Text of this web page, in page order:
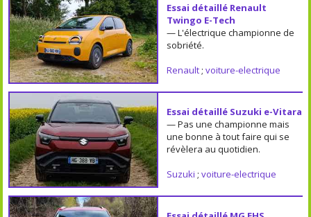
Essai détaillé Renault
Twingo E-Tech
— L'électrique championne de
sobriété.
Renault; voiture-electrique
Essai détaillé Suzuki e-Vitara
— Pas une championne mais
une bonne à tout faire qui se
révèlera au quotidien.
Suzuki ; voiture-electrique